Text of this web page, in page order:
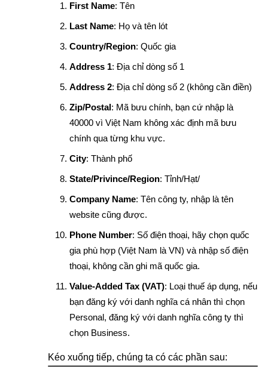
First Name: Tên
Last Name: Họ và tên lót
Country/Region: Quốc gia
Address 1: Địa chỉ dòng số 1
Address 2: Địa chỉ dòng số 2 (không cần điền)
Zip/Postal: Mã bưu chính, bạn cứ nhập là
40000 vì Việt Nam không xác định mã bưu
chính qua từng khu vực.
City: Thành phố
State/Privince/Region: Tỉnh/Hạt/
Company Name: Tên công ty, nhập là tên
website cũng được.
Phone Number: Số điện thoại, hãy chọn quốc
gia phù hợp (Việt Nam là VN) và nhập số điện
thoại, không cần ghi mã quốc gia.
Value-Added Tax (VAT): Loại thuế áp dụng, nếu
bạn đăng ký với danh nghĩa cá nhân thì chọn
Personal, đăng ký với danh nghĩa công ty thì
chọn Business.
Kéo xuống tiếp, chúng ta có các phần sau: